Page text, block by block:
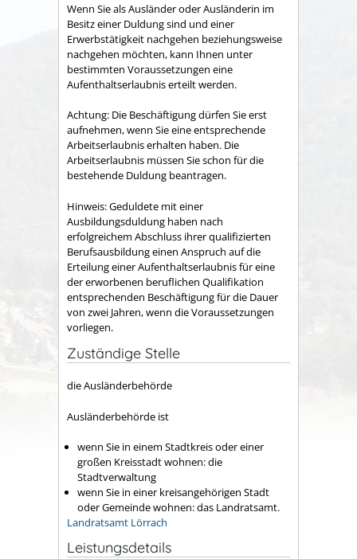
Wenn Sie als Ausländer oder Ausländerin im
Besitz einer Duldung sind und einer
Erwerbstätigkeit nachgehen beziehungsweise
nachgehen möchten, kann Ihnen unter
bestimmten Voraussetzungen eine
Aufenthaltserlaubnis erteilt werden.
Achtung: Die Beschäftigung dürfen Sie erst
aufnehmen, wenn Sie eine entsprechende
Arbeitserlaubnis erhalten haben. Die
Arbeitserlaubnis müssen Sie schon für die
bestehende Duldung beantragen.
Hinweis: Geduldete mit einer
Ausbildungsduldung haben nach
erfolgreichem Abschluss ihrer qualifizierten
Berufsausbildung einen Anspruch auf die
Erteilung einer Aufenthaltserlaubnis für eine
der erworbenen beruflichen Qualifikation
entsprechenden Beschäftigung für die Dauer
von zwei Jahren, wenn die Voraussetzungen
vorliegen.
Zuständige Stelle
die Ausländerbehörde
Ausländerbehörde ist
wenn Sie in einem Stadtkreis oder einer
großen Kreisstadt wohnen: die
Stadtverwaltung
wenn Sie in einer kreisangehörigen Stadt
oder Gemeinde wohnen: das Landratsamt.
Landratsamt Lörrach
Leistungsdetails